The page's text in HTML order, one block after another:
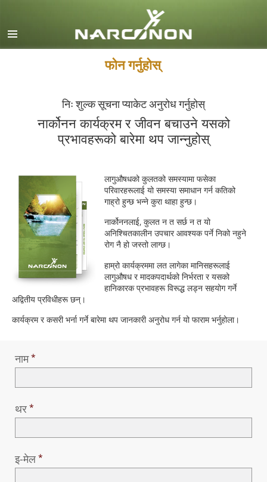
Dansk
Español
Français
Hebrew
Italiano
日本語 (Japanese)
Macedonian
Norsk
Portuguès
Русский (Russian)
Turkish
फोन गर्नुहोस्
निः शुल्क सूचना प्याकेट अनुरोध गर्नुहोस्
नार्कोनन कार्यक्रम र जीवन बचाउने यसको
प्रभावहरूको बारेमा थप जान्नुहोस्
लागुऔषधको कुलतको समस्यामा फसेका
परिवारहरूलाई यो समस्या समाधान गर्न कतिको
गाह्रो हुन्छ भन्ने कुरा थाहा हुन्छ।
नार्कोननलाई, कुलत न त सर्छ न त यो
अनिश्चितकालीन उपचार आवश्यक पर्ने निको नहुने
रोग नै हो जस्तो लाग्छ।
हाम्रो कार्यक्रममा लत लागेका मानिसहरूलाई
लागुऔषध र मादकपदार्थको निर्भरता र यसको
हानिकारक प्रभावहरू विरूद्ध लड्न सहयोग गर्ने
अद्वितीय प्रविधीहरू छन्।
कार्यक्रम र कसरी भर्ना गर्ने बारेमा थप जानकारी अनुरोध गर्न यो फाराम भर्नुहोला।
नाम
थर
इ-मेल